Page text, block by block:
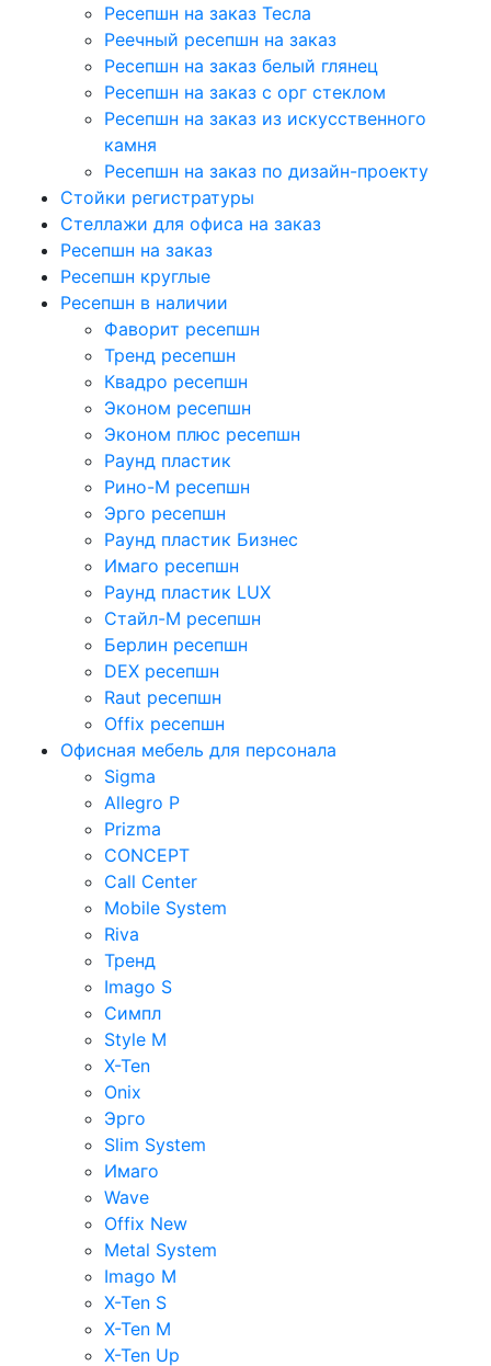
Ресепшн на заказ Тесла
Реечный ресепшн на заказ
Ресепшн на заказ белый глянец
Ресепшн на заказ с орг стеклом
Ресепшн на заказ из искусственного
камня
Ресепшн на заказ по дизайн-проекту
Стойки регистратуры
Стеллажи для офиса на заказ
Ресепшн на заказ
Ресепшн круглые
Ресепшн в наличии
Фаворит ресепшн
Тренд ресепшн
Квадро ресепшн
Эконом ресепшн
Эконом плюс ресепшн
Раунд пластик
Рино-М ресепшн
Эрго ресепшн
Раунд пластик Бизнес
Имаго ресепшн
Раунд пластик LUX
Стайл-М ресепшн
Берлин ресепшн
DEX ресепшн
Raut ресепшн
Offix ресепшн
Офисная мебель для персонала
Sigma
Allegro P
Prizma
CONCEPT
Call Center
Mobile System
Riva
Тренд
Imago S
Симпл
Style M
X-Ten
Onix
Эрго
Slim System
Имаго
Wave
Offix New
Metal System
Imago M
X-Ten S
X-Ten M
X-Ten Up